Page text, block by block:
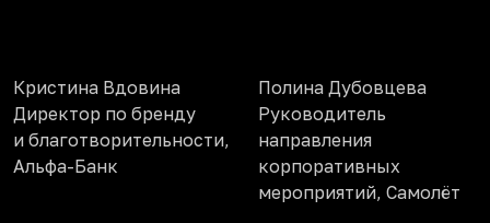
Кристина Вдовина
Директор по бренду
и благотворительности,
Альфа-Банк
Полина Дубовцева
Руководитель
направления
корпоративных
мероприятий, Самолёт